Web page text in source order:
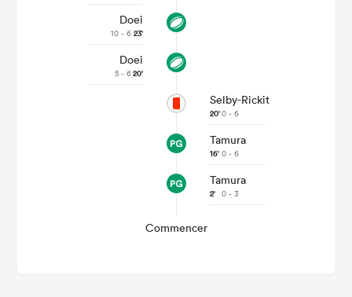
Doei
10 - 6 23'
Doei
5 - 620'
Selby-Rickit
20'0 - 6
Tamura
16' 0 - 6
Tamura
2' 0 - 3
Commencer